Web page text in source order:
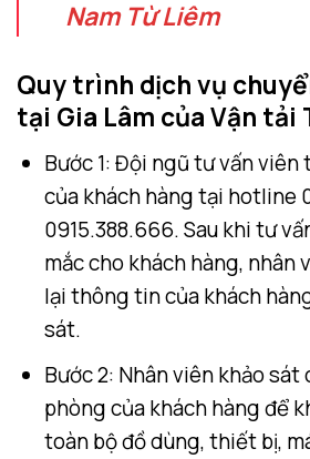
Nam Từ Liêm
Quy trình dịch vụ
tại Gia Lâm của Vận tải
Bước 1: Đội ngũ tư vấn viên
của khách hàng tại hotline
0915.388.666. Sau khi tư
mắc cho khách hàng, nhân
lại thông tin của khách
sát.
Bước 2: Nhân viên khảo sát
phòng của khách hàng để
toàn bộ đồ dùng, thiết bị,